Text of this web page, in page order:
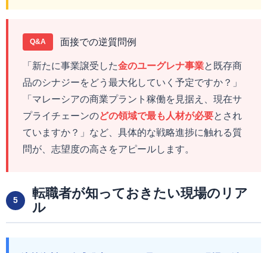
Q&A 面接での逆質問例
「新たに事業譲受した金のユーグレナ事業と既存商
品のシナジーをどう最大化していく予定ですか？」
「マレーシアの商業プラント稼働を見据え、現在サ
プライチェーンのどの領域で最も人材が必要とされ
ていますか？」など、具体的な戦略進捗に触れる質
問が、志望度の高さをアピールします。
5
転職者が知っておきたい現場のリア
ル